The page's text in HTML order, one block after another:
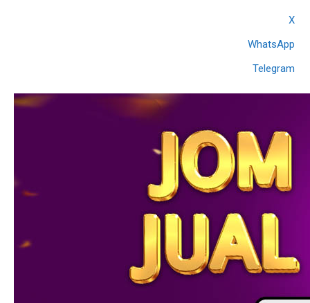
X
WhatsApp
Telegram